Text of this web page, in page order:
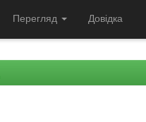
Перегляд Довідка